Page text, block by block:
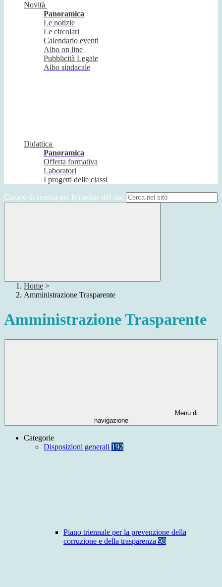
Novità
Panoramica
Le notizie
Le circolari
Calendario eventi
Albo on line
Pubblicità Legale
Albo sindacale
Didattica
Panoramica
Offerta formativa
Laboratori
I progetti delle classi
Campo di ricerca per le pagine del sito
Home >
Amministrazione Trasparente
Amministrazione Trasparente
Menu di
navigazione
Categorie
Disposizioni generali 192
Piano triennale per la prevenzione della
corruzione e della trasparenza 98